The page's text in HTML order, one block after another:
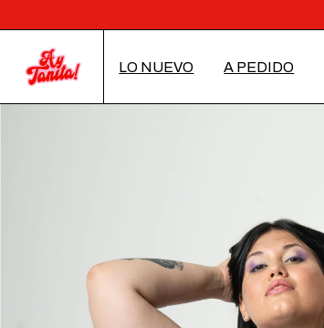
LO NUEVO A PEDIDO